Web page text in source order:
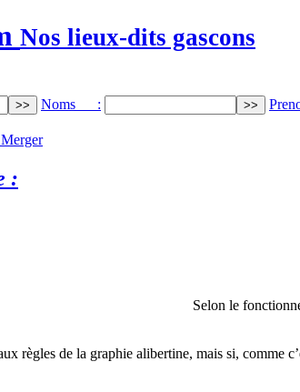
Nos lieux-dits gascons
Noms :
:
Selon le
règles de la graphie alibertine, mais si, comme